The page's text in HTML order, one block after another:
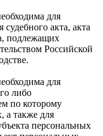
для
акта, акта
подлежащих
Российской
для
либо
по которому
а также для
персональных